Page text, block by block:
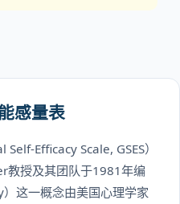
感量表
Efficacy Scale, GSES）
教授及其团队于1981年编
这一概念由美国心理学家